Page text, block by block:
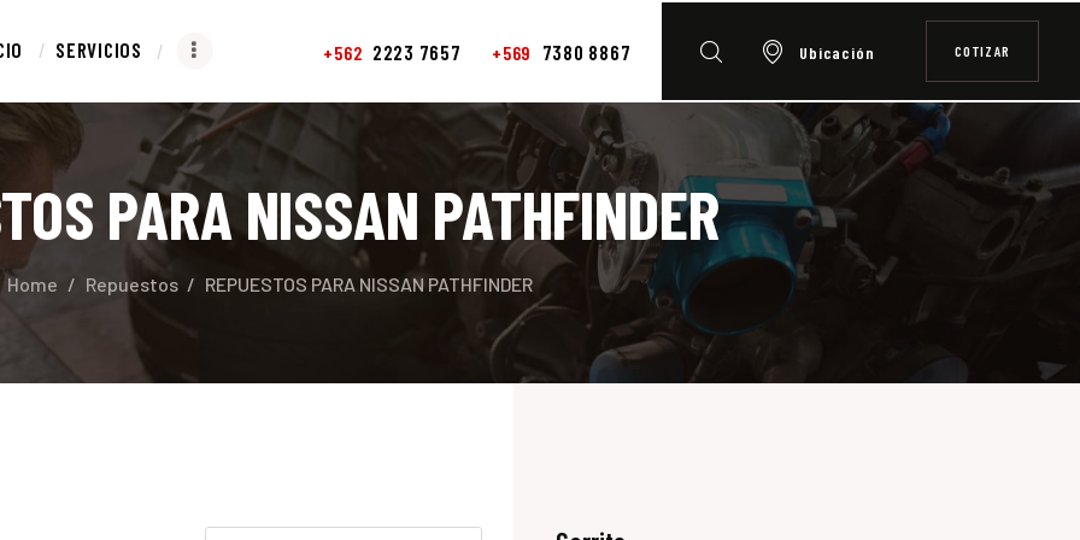
SERVICIOS +562 2223 7657 +569 7380 8867 Ubicación COTIZAR
PARA NISSAN PATHFINDER
Home Repuestos REPUESTOS PARA NISSAN PATHFINDER
REPUESTOS